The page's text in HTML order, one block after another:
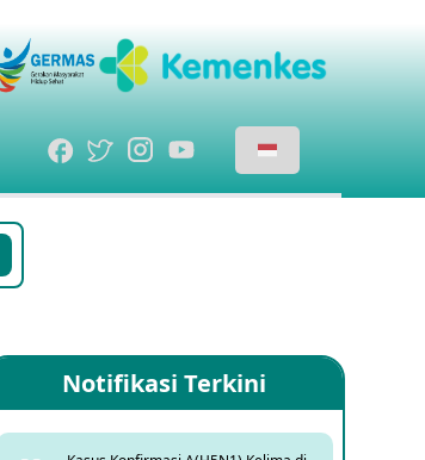
Notifikasi Terkini